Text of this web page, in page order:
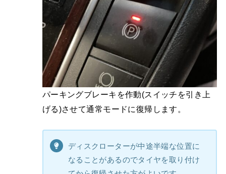
パーキングブレーキを作動(スイッチを引き上
げる)させて通常モードに復帰します。
ディスクローターが中途半端な位置に
なることがあるのでタイヤを取り付け